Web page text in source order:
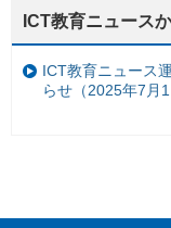
ICT教育ニュース
ICT教育ニュース
らせ（2025年7月1